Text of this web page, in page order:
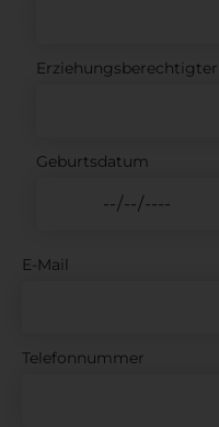
Geburtsdatum
E-Mail
Telefonnummer